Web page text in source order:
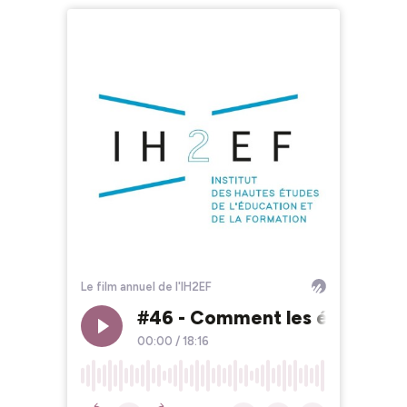
Le film annuel de l'IH2EF
#46 - Comment les élèves
00:00 / 18:16